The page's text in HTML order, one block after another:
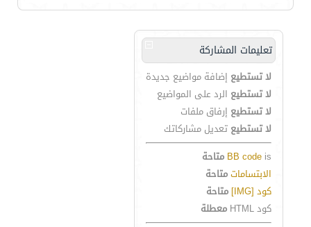
تعليمات المشاركة
لا تستطيع إضافة مواضيع جديدة
لا تستطيع الرد على المواضيع
لا تستطيع إرفاق ملفات
لا تستطيع تعديل مشاركاتك
BB code is
متاحة
الابتساماتمتاحة
كود [IMG]
متاحة
كود HTML
معطلة